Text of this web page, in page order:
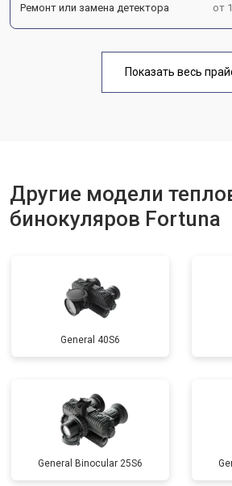
Ремонт или замена детектора от
Показать весь
Другие модели
бинокуляров Fortuna
General 40S6
General Binocular 25S6